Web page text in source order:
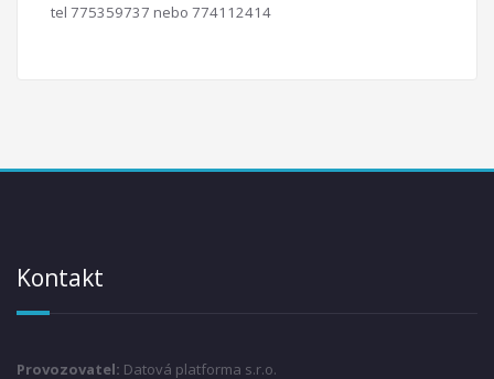
tel 775359737 nebo 774112414
Kontakt
Provozovatel: Datová platforma s.r.o.